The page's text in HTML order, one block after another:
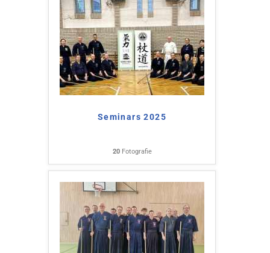
Seminars 2025
20Fotografie